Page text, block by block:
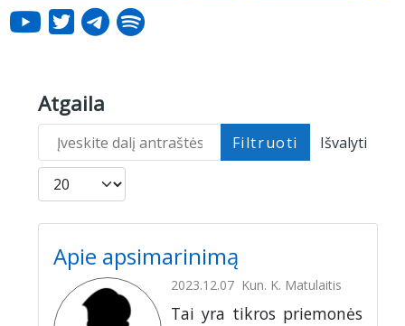
Atgaila
Įveskite dalį antraštės Filtruoti
Išvalyti
Rodyti po
Apie apsimarinimą
2023.12.07 Kun. K. Matulaitis
Tai yra tikros priemonės